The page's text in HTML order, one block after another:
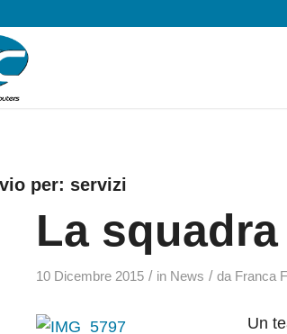
per: servizi
La squadra
10 Dicembre 2015 / in News / da Franca
Un